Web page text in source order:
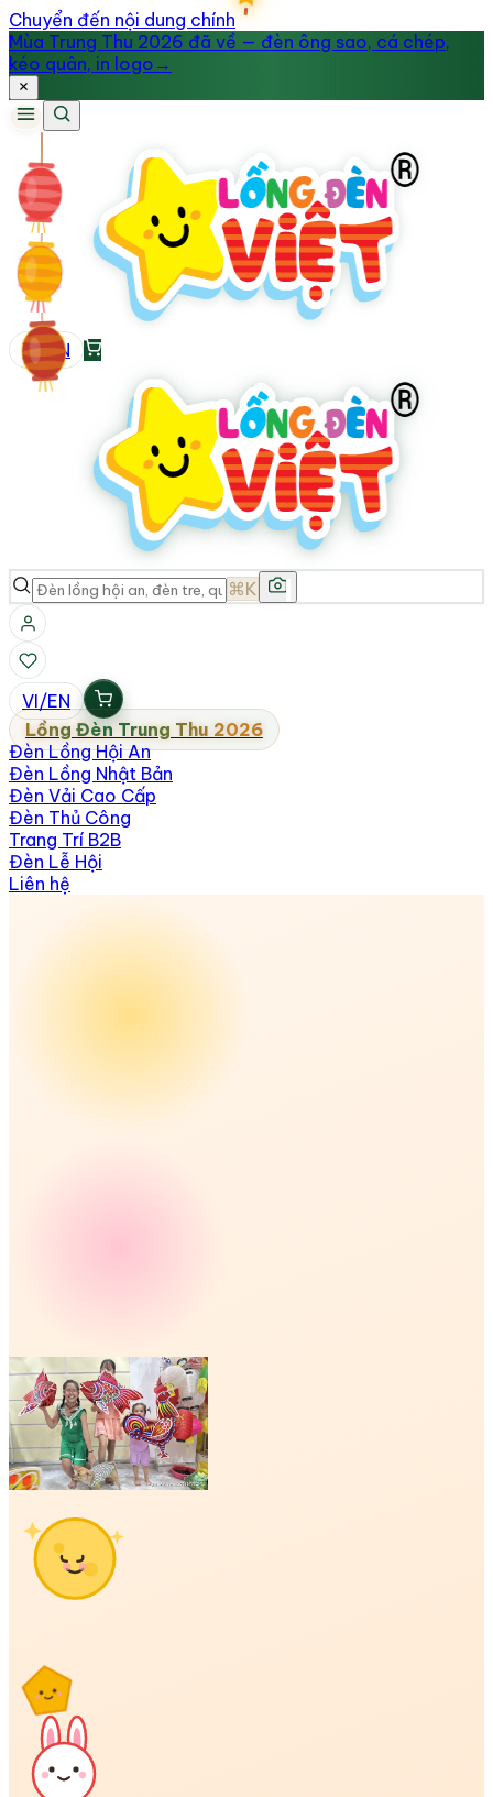
Chuyển đến nội dung chính
Mùa Trung Thu 2026 đã về — đèn ông sao, cá chép,
kéo quân, in logo →
VI/EN
⌘K
VI/EN
Lồng Đèn Trung Thu 2026
Đèn Lồng Hội An
Đèn Lồng Nhật Bản
Đèn Vải Cao Cấp
Đèn Thủ Công
Trang Trí B2B
Đèn Lễ Hội
Liên hệ